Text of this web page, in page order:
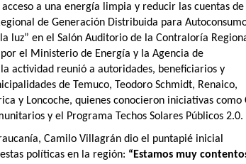
a una energía limpia y reducir las cuentas de
de Generación Distribuida para
luz” en el Salón Auditorio de la Contraloría
el Ministerio de Energía y la Agencia de
actividad reunió a autoridades, beneficiarios y
de Temuco, Teodoro Schmidt, Renaico,
y Loncoche, quienes conocieron iniciativas como
y el Programa Techos Solares Públicos 2.0.
Camilo Villagrán dio el puntapié inicial
políticas en la región: “Estamos muy